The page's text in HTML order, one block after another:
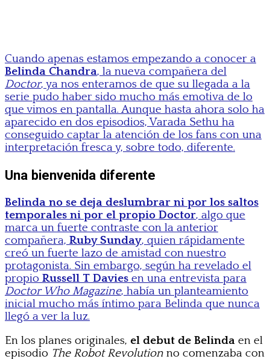
Cuando apenas estamos empezando a conocer a
Belinda Chandra, la nueva compañera del
Doctor, ya nos enteramos de que su llegada a la
serie pudo haber sido mucho más emotiva de lo
que vimos en pantalla. Aunque hasta ahora solo ha
aparecido en dos episodios, Varada Sethu ha
conseguido captar la atención de los fans con una
interpretación fresca y, sobre todo, diferente.
Una bienvenida diferente
Belinda no se deja deslumbrar ni por los saltos
temporales ni por el propio Doctor, algo que
marca un fuerte contraste con la anterior
compañera, Ruby Sunday, quien rápidamente
creó un fuerte lazo de amistad con nuestro
protagonista. Sin embargo, según ha revelado el
propio Russell T Davies en una entrevista para
Doctor Who Magazine, había un planteamiento
inicial mucho más íntimo para Belinda que nunca
llegó a ver la luz.
En los planes originales, el debut de Belinda en el
episodio The Robot Revolution no comenzaba con